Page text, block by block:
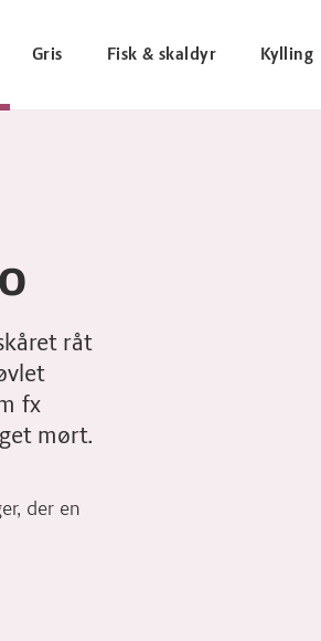
Gris Fisk & skaldyr Kylling
råt
fx
mørt.
der en